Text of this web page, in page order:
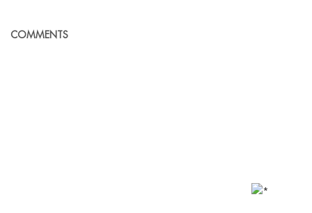
COMMENTS